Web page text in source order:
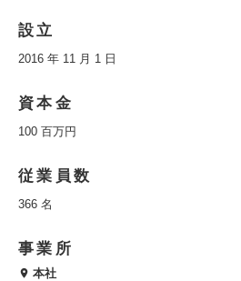
設立
2016 年 11 月 1 日
資本金
100 百万円
従業員数
366 名
事業所
本社